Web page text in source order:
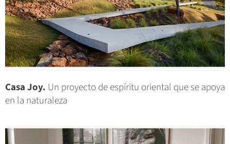
Casa Joy. Un proyecto de espíritu oriental que se apoya
en la naturaleza